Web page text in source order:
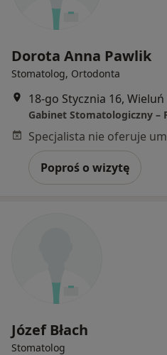
Dorota Anna Pawlik
Stomatolog, Ortodonta
18-go Stycznia 16, Wieluń
Poproś o wizytę
Józef Błach
Stomatolog